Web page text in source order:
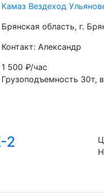
Камаз Вездеход
Брянская область, г.
Контакт: Александр
1 500₽/час
Грузоподъемность 30т,
2